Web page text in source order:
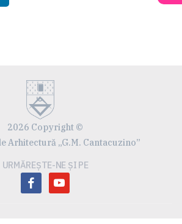
2026 Copyright ©
Arhitectură „G.M. Cantacuzino”
URMĂREȘTE-NE ȘI PE
facebookyoutube